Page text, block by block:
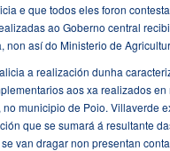
e que todos eles foron
ao Goberno central
non así do Ministerio de
a realización dunha
aos xa realizados
municipio de Poio. Villaverde
que se sumará á resultante
van dragar non presentan